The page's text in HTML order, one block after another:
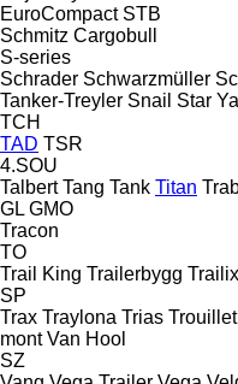
EuroCompact STB
Schmitz Cargobull
S-series
Schrader Schwarzmüller
Tanker-Treyler Snail Star
TCH
TAD TSR
4.SOU
Talbert Tang Tank Titan
GL GMO
Tracon
TO
Trail King Trailerbygg Trailix
SP
Trax Traylona Trias Trouillet
mont Van Hool
SZ